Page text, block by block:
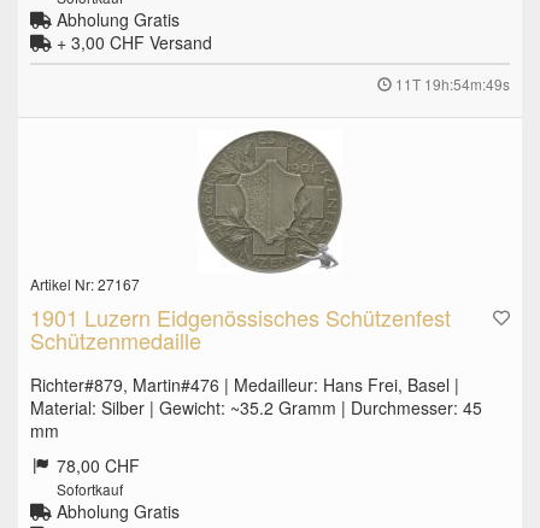
Abholung Gratis
+ 3,00 CHF Versand
11T 19h:54m:48s
Artikel Nr: 27167
1901 Luzern Eidgenössisches Schützenfest
Schützenmedaille
Richter#879, Martin#476 | Medailleur: Hans Frei, Basel |
Material: Silber | Gewicht: ~35.2 Gramm | Durchmesser: 45
mm
78,00 CHF
Sofortkauf
Abholung Gratis